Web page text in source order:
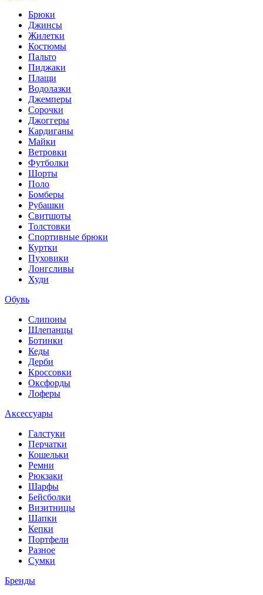
Брюки
Джинсы
Жилетки
Костюмы
Пальто
Пиджаки
Плащи
Водолазки
Джемперы
Сорочки
Джоггеры
Кардиганы
Майки
Ветровки
Футболки
Шорты
Поло
Бомберы
Рубашки
Свитшоты
Толстовки
Спортивные брюки
Куртки
Пуховики
Лонгсливы
Худи
Обувь
Слипоны
Шлепанцы
Ботинки
Кеды
Дерби
Кроссовки
Оксфорды
Лоферы
Аксессуары
Галстуки
Перчатки
Кошельки
Ремни
Рюкзаки
Шарфы
Бейсболки
Визитницы
Шапки
Кепки
Портфели
Разное
Сумки
Бренды